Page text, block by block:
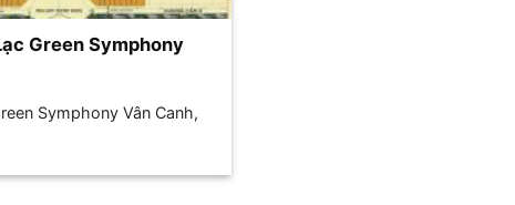
Green Symphony
Symphony Vân Canh,